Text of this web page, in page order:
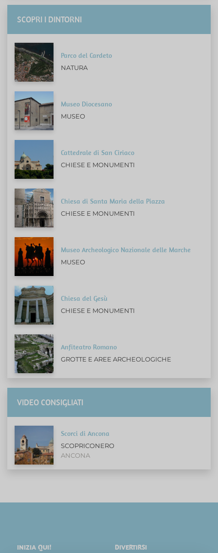
SCOPRI I DINTORNI
Parco del Cardeto
NATURA
Museo Diocesano
MUSEO
Cattedrale di San Ciriaco
CHIESE E MONUMENTI
Chiesa di Santa Maria della Piazza
CHIESE E MONUMENTI
Museo Archeologico Nazionale delle Marche
MUSEO
Chiesa del Gesù
CHIESE E MONUMENTI
Anfiteatro Romano
GROTTE E AREE ARCHEOLOGICHE
VIDEO CONSIGLIATI
Scorci di Ancona
SCOPRICONERO
ANCONA
INIZIA QUI! DIVERTIRSI